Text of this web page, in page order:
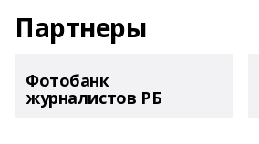
Партнеры
Фотобанк
журналистов РБ